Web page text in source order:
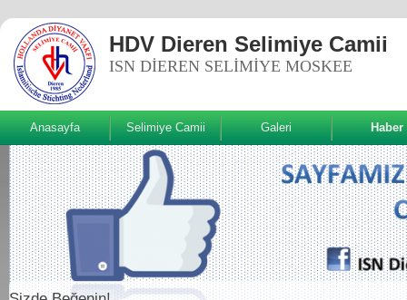
HDV Dieren Selimiye Camii
ISN DIEREN SELIMIYE MOSKEE
Anasayfa Selimiye Camii Galeri Haber